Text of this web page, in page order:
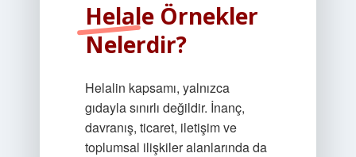
Helale Örnekler
Nelerdir?
Helalin kapsamı, yalnızca
gıdayla sınırlı değildir. İnanç,
davranış, ticaret, iletişim ve
toplumsal ilişkiler alanlarında da